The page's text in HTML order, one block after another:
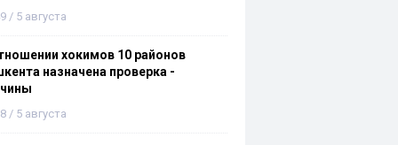
/ 5 августа
хокимов 10 районов
назначена проверка -
/ 5 августа